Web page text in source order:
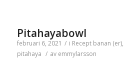
Pitahayabowl
februari 6, 2021 / i Recept banan (er),
pitahaya / av emmylarsson